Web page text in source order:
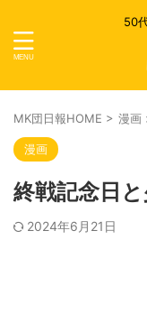
50
MK団日報HOME > 漫画
漫画
終戦記念日
2024年6月21日